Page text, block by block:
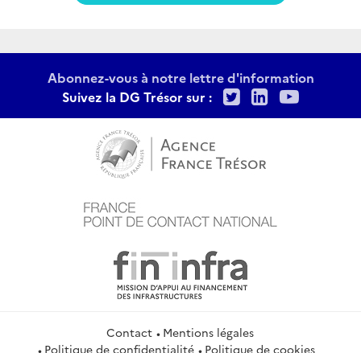
Abonnez-vous à notre lettre d'information
Suivez la DG Trésor sur :
TwitterLinkedIn
Contact
Mentions légales
Politique de confidentialité
Politique de cookies